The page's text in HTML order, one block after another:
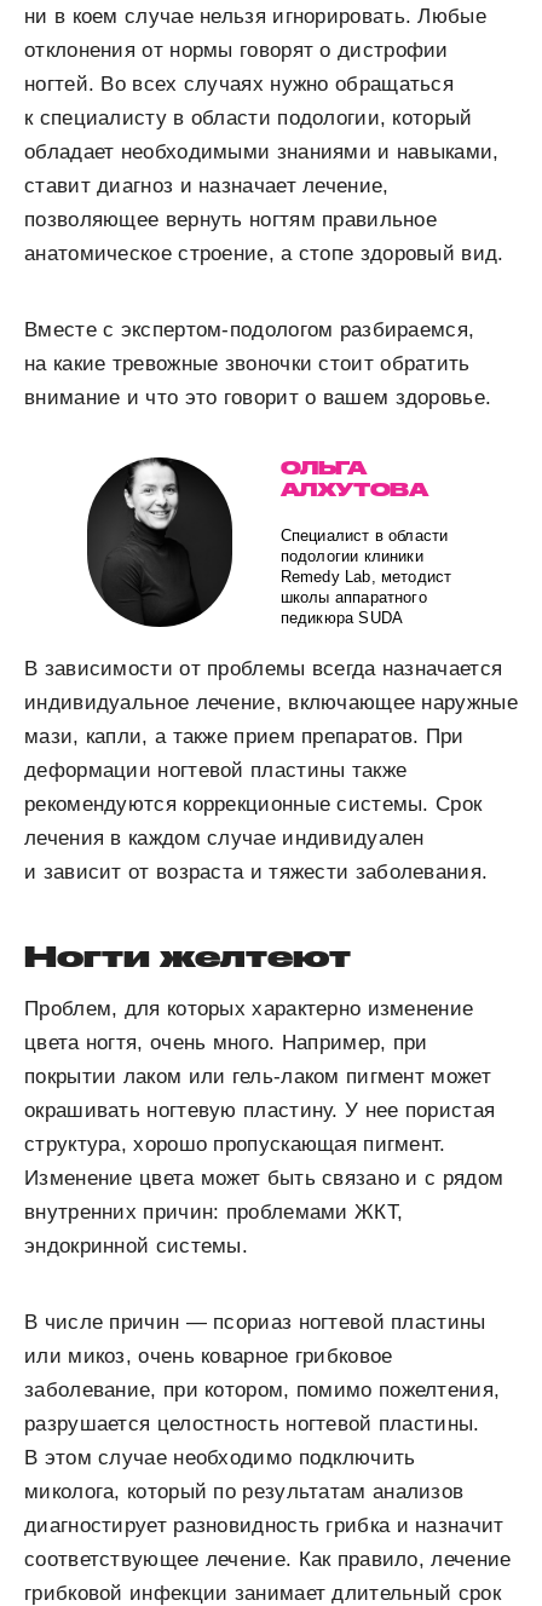
ни в коем случае нельзя игнорировать. Любые
отклонения от нормы говорят о дистрофии
ногтей. Во всех случаях нужно обращаться
к специалисту в области подологии, который
обладает необходимыми знаниями и навыками,
ставит диагноз и назначает лечение,
позволяющее вернуть ногтям правильное
анатомическое строение, а стопе здоровый вид.
Вместе с экспертом-подологом разбираемся,
на какие тревожные звоночки стоит обратить
внимание и что это говорит о вашем здоровье.
ОЛЬГА
АЛХУТОВА
Специалист в области
подологии клиники
Remedy Lab, методист
школы аппаратного
педикюра SUDA
В зависимости от проблемы всегда назначается
индивидуальное лечение, включающее наружные
мази, капли, а также прием препаратов. При
деформации ногтевой пластины также
рекомендуются коррекционные системы. Срок
лечения в каждом случае индивидуален
и зависит от возраста и тяжести заболевания.
Ногти желтеют
Проблем, для которых характерно изменение
цвета ногтя, очень много. Например, при
покрытии лаком или гель-лаком пигмент может
окрашивать ногтевую пластину. У нее пористая
структура, хорошо пропускающая пигмент.
Изменение цвета может быть связано и с рядом
внутренних причин: проблемами ЖКТ,
эндокринной системы.
В числе причин — псориаз ногтевой пластины
или микоз, очень коварное грибковое
заболевание, при котором, помимо пожелтения,
разрушается целостность ногтевой пластины.
В этом случае необходимо подключить
миколога, который по результатам анализов
диагностирует разновидность грибка и назначит
соответствующее лечение. Как правило, лечение
грибковой инфекции занимает длительный срок